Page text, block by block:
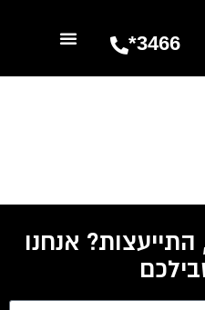
3466*
אנחנו